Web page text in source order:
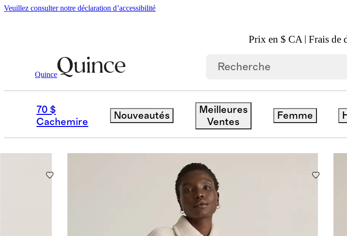
Veuillez consulter notre déclaration d’accessibilité
Prix en $ CA | Frais de
Quince
70 $
Cachemire
Nouveautés
Meilleures
Ventes
Femme
ITALIAN WOOL
Filtre Couleur Matériau